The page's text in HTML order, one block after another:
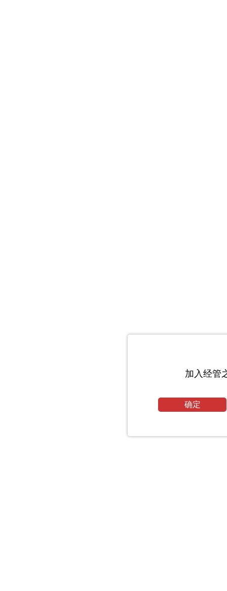
加入经管
确定